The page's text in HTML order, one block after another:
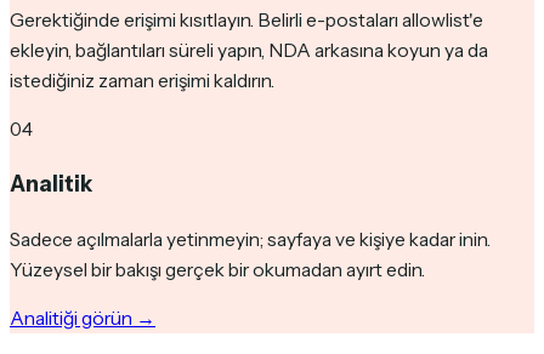
Gerektiğinde erişimi kısıtlayın. Belirli e-postaları allowlist'e
ekleyin, bağlantıları süreli yapın, NDA arkasına koyun ya da
istediğiniz zaman erişimi kaldırın.
04
Analitik
Sadece açılmalarla yetinmeyin; sayfaya ve kişiye kadar inin.
Yüzeysel bir bakışı gerçek bir okumadan ayırt edin.
Analitiği görün →